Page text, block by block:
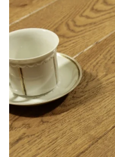
Wybór oczywisty
nie wychodzącej
o jasnym odcieniu,
cztery cechy